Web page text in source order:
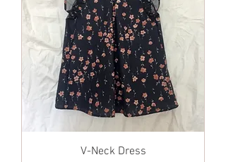
V-Neck Dress